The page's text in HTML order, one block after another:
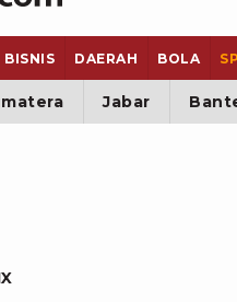
BISNIS DAERAH BOLA
Jabar